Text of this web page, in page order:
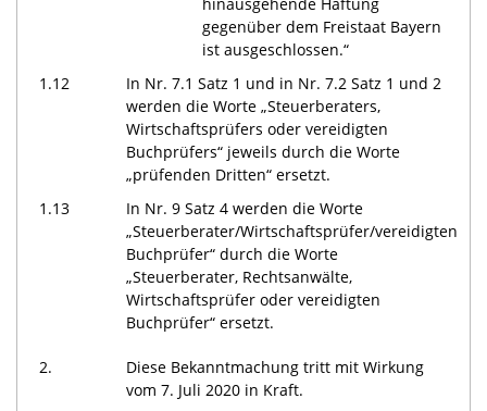
gegenüber dem Freistaat Bayern
ist ausgeschlossen.“
1.12
In Nr. 7.1 Satz 1 und in Nr. 7.2 Satz 1 und 2
werden die Worte „Steuerberaters,
Wirtschaftsprüfers oder vereidigten
Buchprüfers“ jeweils durch die Worte
„prüfenden Dritten“ ersetzt.
1.13
In Nr. 9 Satz 4 werden die Worte
„Steuerberater/Wirtschaftsprüfer/vereidigten
Buchprüfer“ durch die Worte
„Steuerberater, Rechtsanwälte,
Wirtschaftsprüfer oder vereidigten
Buchprüfer“ ersetzt.
2.
Diese Bekanntmachung tritt mit Wirkung
vom 7. Juli 2020 in Kraft.